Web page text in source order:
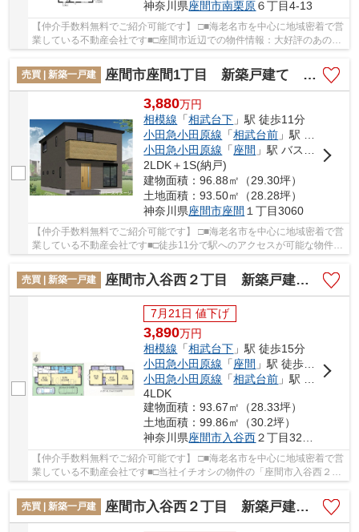
神奈川県座間市南栗原６丁目4-13
【仲介手数料無料でご紹介可能です】 □■海老名市を中心に地域密着で営
業している不動産会社です■□座間市近辺での物件情報：大好評のあの物
売買 | 新築一戸建
座間市座間1丁目 新築戸建て 全4棟 【仲介手数料無料】
3,880万円
相模線 「相武台下 」駅 徒歩11分
小田急小田原線 「相武台前 」駅 バス8分 「 座間」 停歩5分
小田急小田原線 「座間 」駅 バス11分 「座間中宿」 停歩4分
2LDK＋1S(納戸)
建物面積：96.88㎡（29.30坪）
土地面積：93.50㎡（28.28坪）
神奈川県座間市座間 １丁目3060
【仲介手数料無料でご紹介可能です】 □■海老名市を中心に地域密着で営
業している不動産会社です■□徒歩11分で駅へのアクセスが可能な物件で
売買 | 新築一戸建
座間市入谷西２丁目 新築戸建て 全2棟【仲介手数料無料】
7月21日 値下げ
3,890万円
相模線 「相武台下 」駅 徒歩15分
小田急小田原線 「座間 」駅 徒歩14分
小田急小田原線 「相武台前 」駅 徒歩24分
4LDK
建物面積：93.67㎡（28.33坪）
土地面積：99.86㎡（30.2坪）
神奈川県座間市入谷西２丁目3235-5
【仲介手数料無料でご紹介可能です】 □■海老名市を中心に地域密着で営
業している不動産会社です■□当社イチオシの物件の「座間市入谷西２丁
目 新築戸建て 全2棟【仲介手数料無料】」...
売買 | 新築一戸建
座間市入谷西２丁目 新築戸建て 全2棟【仲介手数料無料】